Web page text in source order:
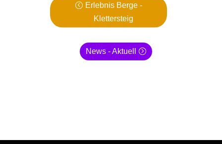
Erlebnis Berge -
Klettersteig
News - Aktuell